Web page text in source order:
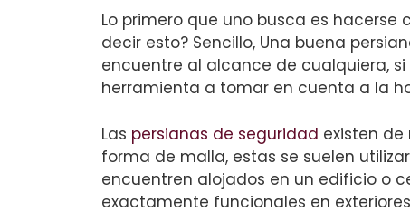
Lo primero que uno busca es hacerse
decir esto? Sencillo, Una buena
encuentre al alcance de cualquiera,
herramienta a tomar en cuenta a la
Las persianas de seguridad existen
forma de malla, estas se suelen
encuentren alojados en un edificio o
exactamente funcionales en